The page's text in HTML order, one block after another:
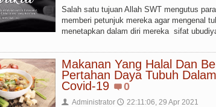
Salah satu tujuan Allah SWT mengutus
memberi petunjuk mereka agar mengenal
menetapkan dalam diri mereka sifat
Makanan Yang Halal Dan
Pertahan Daya Tubuh
Covid-19
0
👤 Administrator 🕔 22:11:06, 29 Apr 2021